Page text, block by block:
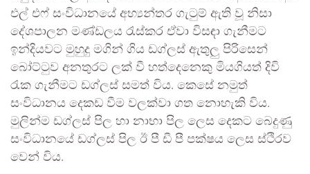
එල් එෆ් සංවිධානයේ අභ්‍යන්තර ගැටුම් ඇති වූ නිසා
දේශපාලන මණ්ඩලය රැස්කර ඒවා විසඳා ගැනීමට
ඉන්දියවට මුහුදු මගින් ගිය ඩග්ලස් ඇතුලු පිරිසෙන්
බෝට්ටුව අනතුරට ලක් වී හත්දෙනෙකු මියගියත් දිවි
රැක ගැනීමට ඩග්ලස් සමත් විය. කෙසේ නමුත්
සංවිධානය දෙකඩ වීම වලක්වා ගත නොහැකි විය.
මුලින්ම ඩග්ලස් පිල හා නාභා පිල ලෙස දෙකට බෙදුණු
සංවිධානයේ ඩග්ලස් පිල ඊ පී ඩී පී පක්ෂය ලෙස ස්ථිරව
වෙන් විය.